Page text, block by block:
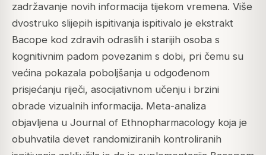
zadržavanje novih informacija tijekom vremena. Više
dvostruko slijepih ispitivanja ispitivalo je ekstrakt
Bacope kod zdravih odraslih i starijih osoba s
kognitivnim padom povezanim s dobi, pri čemu su
većina pokazala poboljšanja u odgođenom
prisjećanju riječi, asocijativnom učenju i brzini
obrade vizualnih informacija. Meta-analiza
objavljena u Journal of Ethnopharmacology koja je
obuhvatila devet randomiziranih kontroliranih